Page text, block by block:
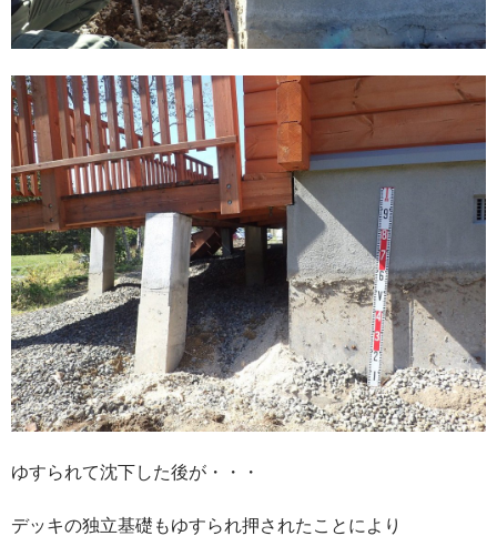
ゆすられて沈下した後が・・・
デッキの独立基礎もゆすられ押されたことにより